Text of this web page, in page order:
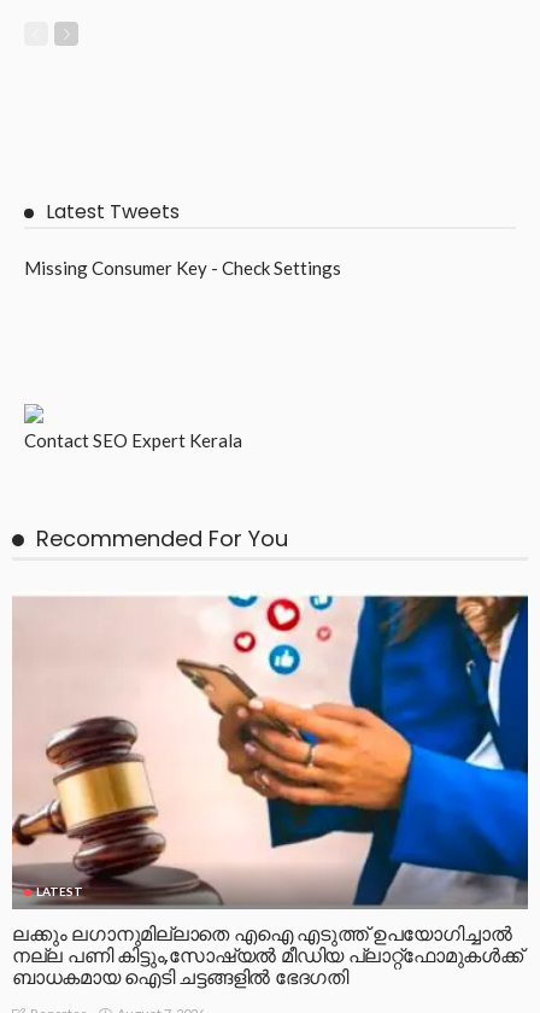
Latest Tweets
Missing Consumer Key - Check Settings
ContactSEO Expert Kerala
Recommended For You
LATEST
ലക്കും ലഗാനുമില്ലാതെ എഐ എടുത്ത് ഉപയോഗിച്ചാല്‍
നല്ല പണി കിട്ടും,സോഷ്യല്‍ മീഡിയ പ്ലാറ്റ്‌ഫോമുകള്‍ക്ക്
ബാധകമായ ഐടി ചട്ടങ്ങളില്‍ ഭേദഗതി